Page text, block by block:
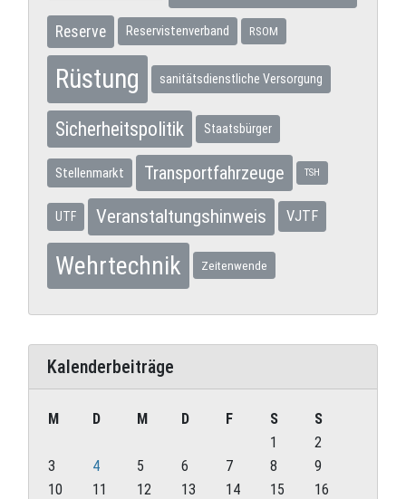
Reserve Reservistenverband RSOM
Rüstung sanitätsdienstliche Versorgung
Sicherheitspolitik Staatsbürger
Stellenmarkt Transportfahrzeuge TSH
UTF Veranstaltungshinweis VJTF
Wehrtechnik Zeitenwende
Kalenderbeiträge
M D M D F S
S
1
2
3
4 5 6 7 8
9
10
11 12 13 14 15
16